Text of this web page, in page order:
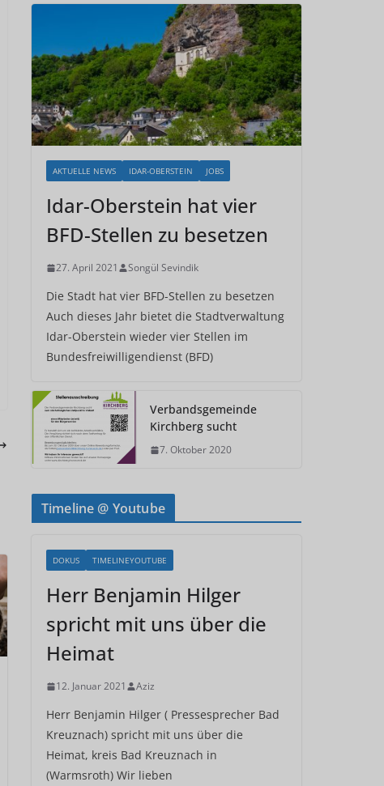
AKTUELLE NEWS IDAR-OBERSTEIN JOBS
Idar-Oberstein hat vier
BFD-Stellen zu besetzen
27. April 2021 Songül Sevindik
Die Stadt hat vier BFD-Stellen zu besetzen
Auch dieses Jahr bietet die Stadtverwaltung
Idar-Oberstein wieder vier Stellen im
Bundesfreiwilligendienst (BFD)
Verbandsgemeinde
Kirchberg sucht
7. Oktober 2020
Timeline @ Youtube
DOKUS TIMELINEYOUTUBE
Herr Benjamin Hilger
spricht mit uns über die
Heimat
12. Januar 2021 Aziz
Herr Benjamin Hilger ( Pressesprecher Bad
Kreuznach) spricht mit uns über die
Heimat, kreis Bad Kreuznach in
(Warmsroth) Wir lieben